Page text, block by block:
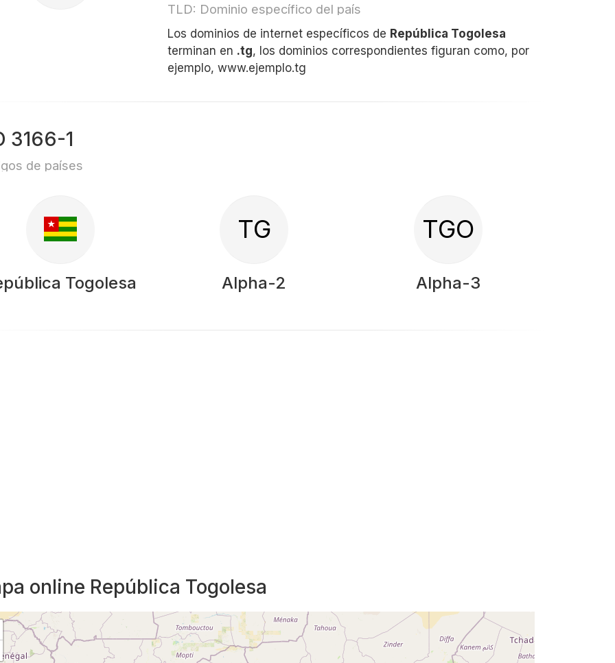
TLD: Dominio específico del país
Los dominios de internet específicos de República Togolesa
terminan en .tg, los dominios correspondientes figuran como, por
ejemplo, www.ejemplo.tg
3166-1
de países
Togolesa
TG
Alpha-2
TGO
Alpha-3
online República Togolesa